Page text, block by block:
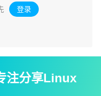
登录 。
注分享Linux